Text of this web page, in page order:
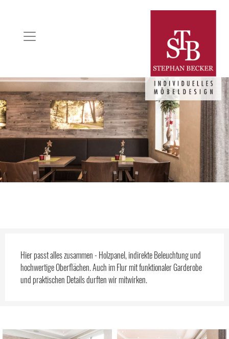
Hier passt alles zusammen - Holzpanel, indirekte Beleuchtung und
hochwertige Oberflächen. Auch im Flur mit funktionaler Garderobe
und praktischen Details durften wir mitwirken.